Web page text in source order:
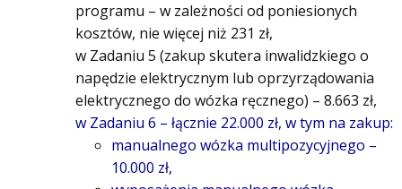
programu – w zależności od poniesionych
kosztów, nie więcej niż 231 zł,
w Zadaniu 5 (zakup skutera inwalidzkiego o
napędzie elektrycznym lub oprzyrządowania
elektrycznego do wózka ręcznego) – 8.663 zł,
w Zadaniu 6 – łącznie 22.000 zł, w tym na zakup:
manualnego wózka multipozycyjnego –
10.000 zł,